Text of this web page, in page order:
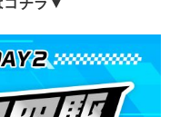
コチラ▼